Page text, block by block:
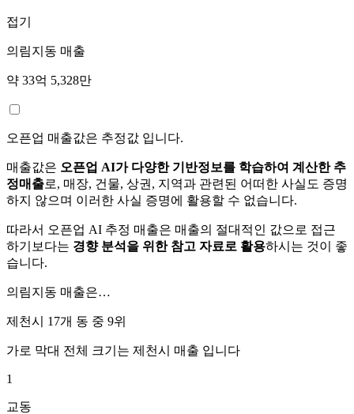
접기
의림지동 매출
약 33억 5,328만
오픈업 매출값은 추정값 입니다.
매출값은 오픈업 AI가 다양한 기반정보를 학습하여 계산한 추
정매출로, 매장, 건물, 상권, 지역과 관련된 어떠한 사실도 증명
하지 않으며 이러한 사실 증명에 활용할 수 없습니다.
따라서 오픈업 AI 추정 매출은 매출의 절대적인 값으로 접근
하기보다는 경향 분석을 위한 참고 자료로 활용하시는 것이 좋
습니다.
의림지동 매출은…
제천시 17개 동 중 9위
가로 막대 전체 크기는 제천시 매출 입니다
1
교동